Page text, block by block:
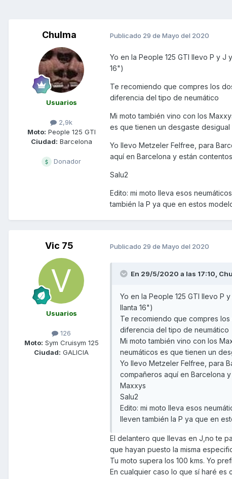
Chulma
Usuarios
2,9k
Moto: People 125 GTI
Ciudad: Barcelona
Donador
Publicado 29 de Mayo del 2020
Yo en la People 125 GTI llevo P y
16")
Te recomiendo que compres los
diferencia del tipo de neumático
Mi moto también vino con los
es que tienen un desgaste
Yo llevo Metzeler Felfree, para
aquí en Barcelona y están
Salu2
Edito: mi moto lleva esos
también la P ya que en estos
Vic 75
Usuarios
126
Moto: Sym Cruisym 125
Ciudad: GALICIA
Publicado 29 de Mayo del 2020
En 29/5/2020 a las 17:10,
Yo en la People 125 GTI llevo P
llanta 16")
Te recomiendo que compres
diferencia del tipo de neumático
Mi moto también vino con los
neumáticos es que tienen un
Yo llevo Metzeler Felfree, para
compañeros aquí en Barcelona
Maxxys
Salu2
Edito: mi moto lleva esos
lleven también la P ya que en
El delantero que llevas en J,no te
que hayan puesto la misma
Tu moto supera los 100 kms. Yo
En cualquier caso lo que sí haré es